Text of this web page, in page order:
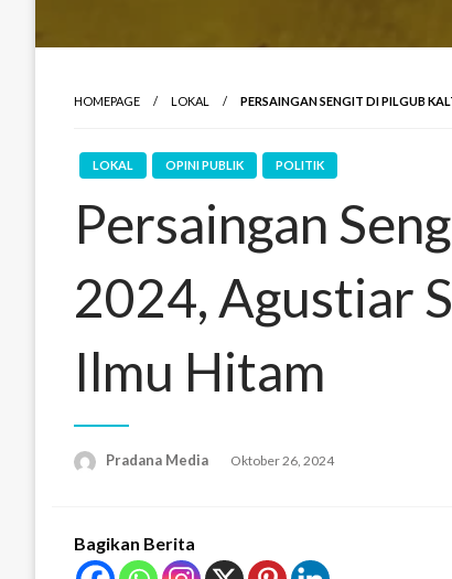
HOMEPAGE LOKAL PERSAINGAN SENGIT DI PILGUB
LOKAL OPINI PUBLIK POLITIK
Persaingan
2024, Agustiar
Ilmu Hitam
Pradana Media Oktober 26, 2024
Bagikan Berita